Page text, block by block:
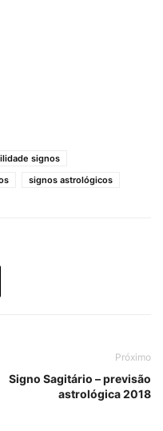
signos
signos astrológicos
Próximo
Signo Sagitário – previsão
astrológica 2018